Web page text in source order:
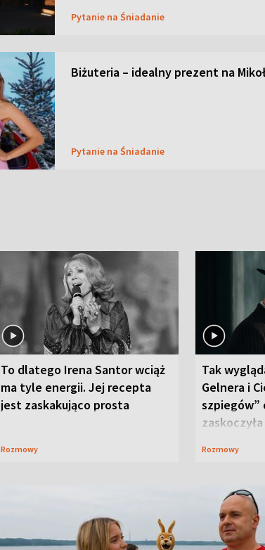
Pytanie na Śniadanie
Biżuteria – idealny prezent na
Pytanie na Śniadanie
To dlatego Irena Santor wciąż
ma tyle energii. Jej recepta
jest zaskakująco prosta
Rozmowy
Tak
Gelnera i
szpiegów”
zaskoczyła
Rozmowy